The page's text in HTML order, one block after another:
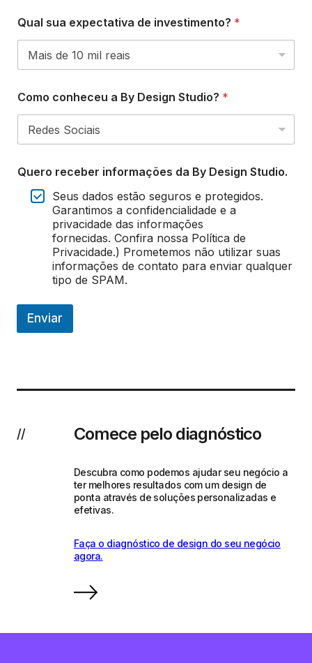
Qual sua expectativa de investimento? *
Como conheceu a By Design Studio? *
Quero receber informações da By Design Studio.
Seus dados estão seguros e protegidos.
Garantimos a confidencialidade e a
privacidade das informações
fornecidas. Confira nossa Política de
Privacidade.) Prometemos não utilizar suas
informações de contato para enviar qualquer
tipo de SPAM.
Enviar
// Comece pelo diagnóstico
Descubra como podemos ajudar seu negócio a
ter melhores resultados com um design de
ponta através de soluções personalizadas e
efetivas.
Faça o diagnóstico de design do seu negócio
agora.